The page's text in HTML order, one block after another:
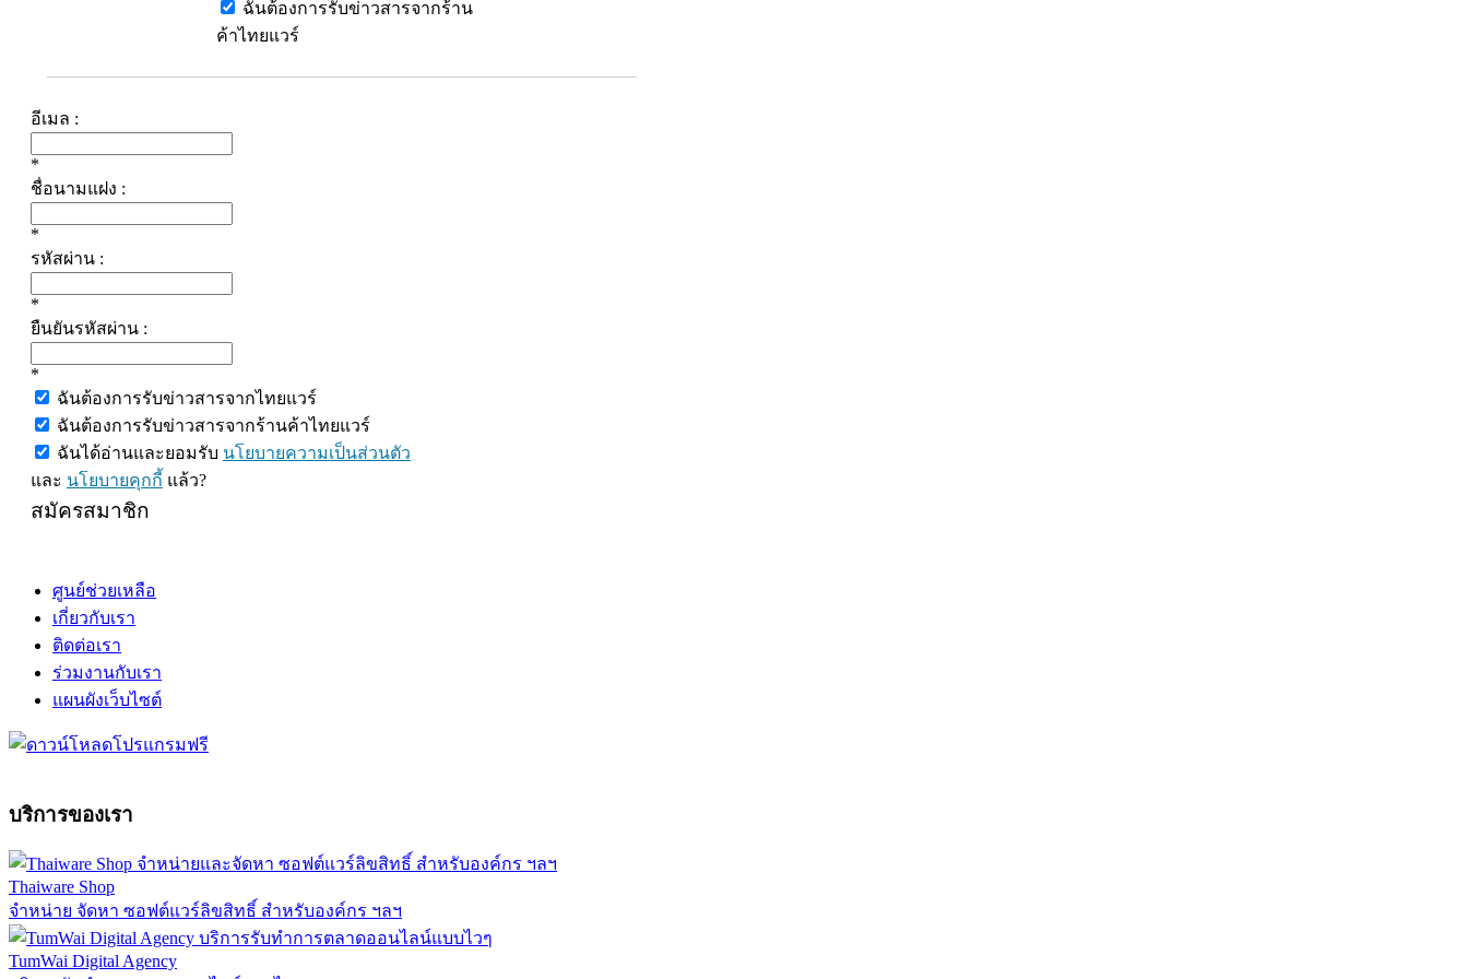
ฉันต้องการรับข่าวสารจากร้าน
ค้าไทยแวร์
อีเมล :
*
ชื่อนามแฝง :
*
รหัสผ่าน :
*
ยืนยันรหัสผ่าน :
*
ฉันต้องการรับข่าวสารจากไทยแวร์
ฉันต้องการรับข่าวสารจากร้านค้าไทยแวร์
ฉันได้อ่านและยอมรับ นโยบายความเป็นส่วนตัว
และ นโยบายคุกกี้ แล้ว?
สมัครสมาชิก
ศูนย์ช่วยเหลือ
เกี่ยวกับเรา
ติดต่อเรา
ร่วมงานกับเรา
แผนผังเว็บไซต์
บริการของเรา
Thaiware Shop
จำหน่าย จัดหา ซอฟต์แวร์ลิขสิทธิ์ สำหรับองค์กร ฯลฯ
TumWai Digital Agency